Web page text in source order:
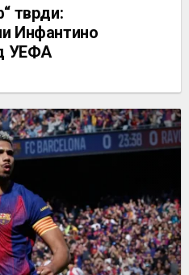
тврди:
Инфантино
УЕФА